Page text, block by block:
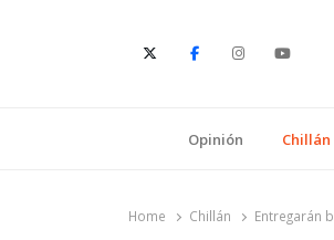
Opinión Chillán
Home Chillán Entregarán